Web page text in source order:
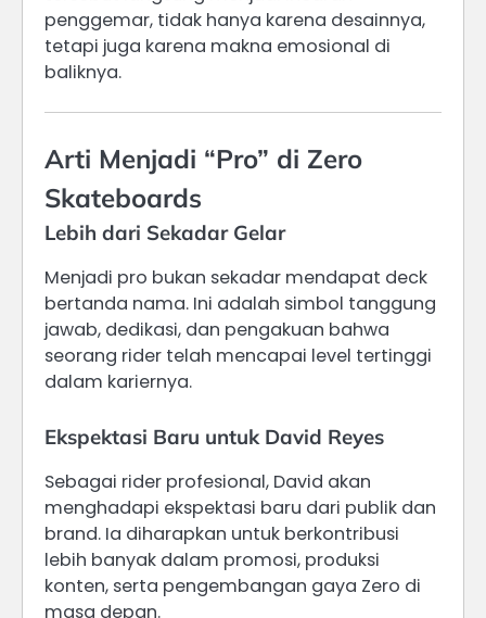
penggemar, tidak hanya karena desainnya,
tetapi juga karena makna emosional di
baliknya.
Arti Menjadi “Pro” di Zero
Skateboards
Lebih dari Sekadar Gelar
Menjadi pro bukan sekadar mendapat deck
bertanda nama. Ini adalah simbol tanggung
jawab, dedikasi, dan pengakuan bahwa
seorang rider telah mencapai level tertinggi
dalam kariernya.
Ekspektasi Baru untuk David Reyes
Sebagai rider profesional, David akan
menghadapi ekspektasi baru dari publik dan
brand. Ia diharapkan untuk berkontribusi
lebih banyak dalam promosi, produksi
konten, serta pengembangan gaya Zero di
masa depan.